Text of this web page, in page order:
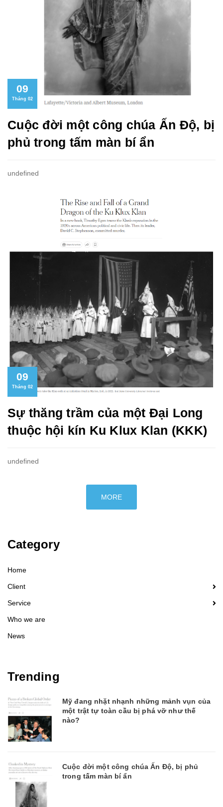
09
Tháng 02
Cuộc đời một công chúa Ấn Độ, bị
phủ trong tấm màn bí ẩn
undefined
09
Tháng 02
Sự thăng trầm của một Đại Long
thuộc hội kín Ku Klux Klan (KKK)
undefined
MORE
Category
Home
Client
Service
Who we are
News
Trending
Mỹ đang nhặt nhạnh những mảnh vụn của
một trật tự toàn cầu bị phá vỡ như thế
nào?
Cuộc đời một công chúa Ấn Độ, bị phủ
trong tấm màn bí ẩn